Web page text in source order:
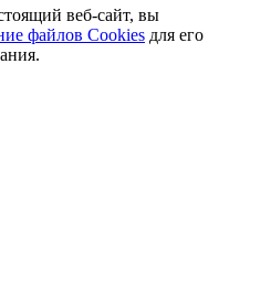
веб-сайт, вы
файлов Cookies для его